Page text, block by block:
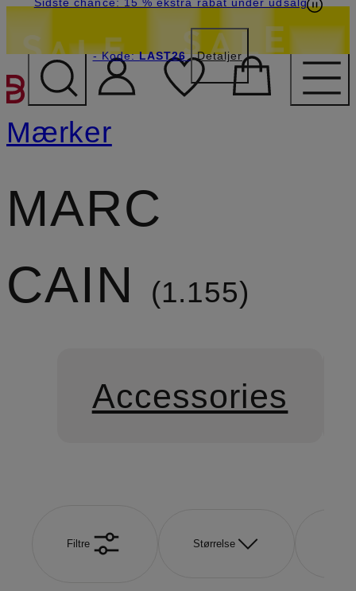
GÅ TIL
- Kode:LAST26 Detaljer
Mærker
MARC
CAIN
1.155
Accessories
Filtre Størrelse